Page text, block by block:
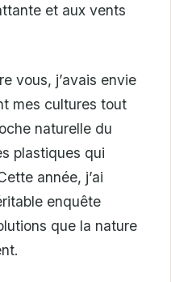
et aux vents
vous, j’avais envie
mes cultures tout
naturelle du
plastiques qui
année, j’ai
enquête
que la nature